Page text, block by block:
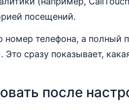
посещений.
номер телефона, а полный
Это сразу показывает,
после